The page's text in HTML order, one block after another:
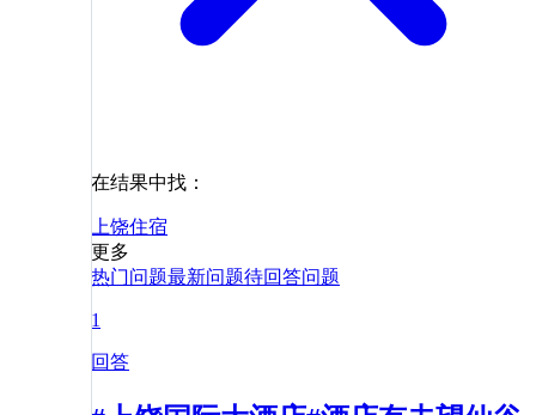
在结果中找：
上饶住宿
更多
热门问题最新问题待回答问题
1
回答